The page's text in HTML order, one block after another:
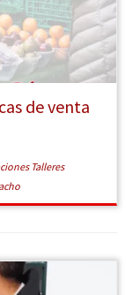
de venta
Talleres